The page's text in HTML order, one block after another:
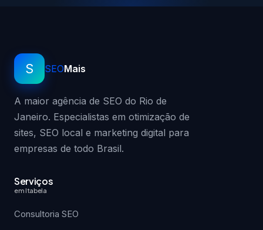
S SEOMais
A maior agência de SEO do Rio de
Janeiro. Especialistas em otimização de
sites, SEO local e marketing digital para
empresas de todo Brasil.
Serviços
em Itabela
Consultoria SEO